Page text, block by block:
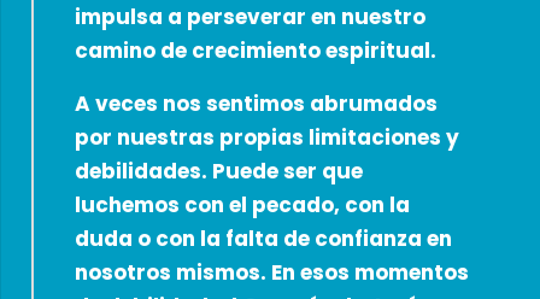
impulsa a perseverar en nuestro
camino de crecimiento espiritual.
A veces nos sentimos abrumados
por nuestras propias limitaciones y
debilidades. Puede ser que
luchemos con el pecado, con la
duda o con la falta de confianza en
nosotros mismos. En esos momentos